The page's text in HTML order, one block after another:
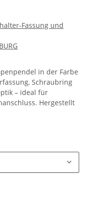
Fassung und
in der Farbe
Schraubring
– ideal für
Hergestellt